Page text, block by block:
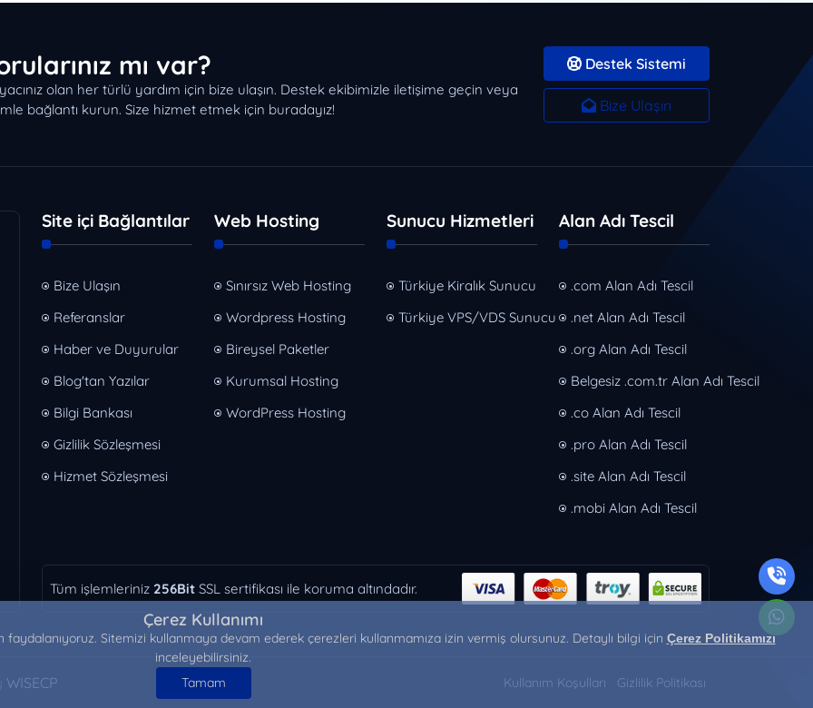
mı var?
olan her türlü yardım için bize ulaşın. Destek ekibimizle iletişime geçin veya
bağlantı kurun. Size hizmet etmek için buradayız!
Destek Sistemi
Bize Ulaşın
Site içi Bağlantılar
Bize Ulaşın
Referanslar
Haber ve Duyurular
Blog'tan Yazılar
Bilgi Bankası
Gizlilik Sözleşmesi
Hizmet Sözleşmesi
Web Hosting
Sınırsız Web Hosting
Wordpress Hosting
Bireysel Paketler
Kurumsal Hosting
WordPress Hosting
Sunucu Hizmetleri
Türkiye Kiralık Sunucu
Türkiye VPS/VDS Sunucu
Alan Adı Tescil
.com Alan Adı Tescil
.net Alan Adı Tescil
.org Alan Adı Tescil
Belgesiz .com.tr Alan Adı Tescil
.co Alan Adı Tescil
.pro Alan Adı Tescil
.site Alan Adı Tescil
.mobi Alan Adı Tescil
Tüm işlemleriniz 256Bit SSL sertifikası ile koruma altındadır.
WISECP Kullanım Koşulları Gizlilik Politikası
Çerez Kullanımı
Sitemizi kullanmaya devam ederek çerezleri kullanmamıza izin vermiş olursunuz. Detaylı bilgi için Çerez Politikamızı
inceleyebilirsiniz.
Tamam